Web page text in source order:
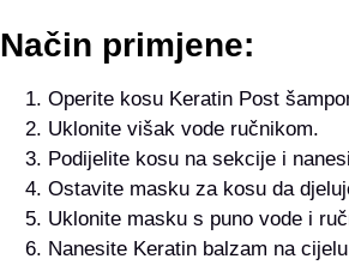
Način primjene:
Operite kosu Keratin Post
Uklonite višak vode ručnikom.
Podijelite kosu na sekcije i
Ostavite masku za kosu da
Uklonite masku s puno vode i
Nanesite Keratin balzam na